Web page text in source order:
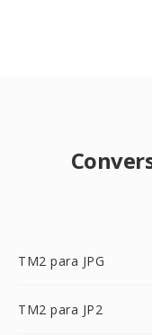
TM2 para JPG
TM2 para JP2